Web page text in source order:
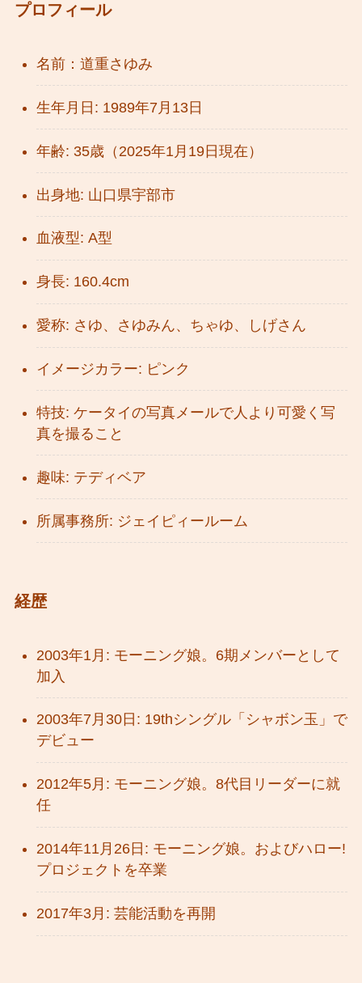
プロフィール
名前：道重さゆみ
生年月日: 1989年7月13日
年齢: 35歳（2025年1月19日現在）
出身地: 山口県宇部市
血液型: A型
身長: 160.4cm
愛称: さゆ、さゆみん、ちゃゆ、しげさん
イメージカラー: ピンク
特技: ケータイの写真メールで人より可愛く写
真を撮ること
趣味: テディベア
所属事務所: ジェイピィールーム
経歴
2003年1月: モーニング娘。6期メンバーとして
加入
2003年7月30日: 19thシングル「シャボン玉」で
デビュー
2012年5月: モーニング娘。8代目リーダーに就
任
2014年11月26日: モーニング娘。およびハロー!
プロジェクトを卒業
2017年3月: 芸能活動を再開